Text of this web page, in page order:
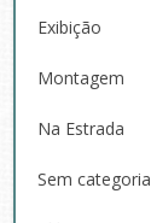
Exibição
Montagem
Na Estrada
Sem categoria